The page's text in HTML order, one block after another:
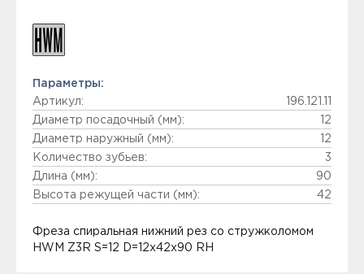
Параметры:
Артикул:
196.121.11
Диаметр посадочный (мм):
12
Диаметр наружный (мм):
12
Количество зубьев:
3
Длина (мм):
90
Высота режущей части (мм):
42
Фреза спиральная нижний рез со стружколомом
HWM Z3R S=12 D=12x42x90 RH